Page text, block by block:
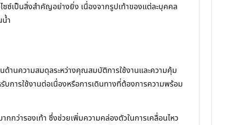
ซซ์เป็นสิ่งสำคัญอย่างยิ่ง เนื่องจากรูปเท้าของแต่ละบุคคล
ำ
ด้านความสมดุลระหว่างคุณสมบัติการใช้งานและความคุ้ม
การใช้งานต่อเนื่องหรือการเดินทางที่ต้องการความพร้อม
กว่ารองเท้า ซึ่งช่วยเพิ่มความคล่องตัวในการเคลื่อนไหว